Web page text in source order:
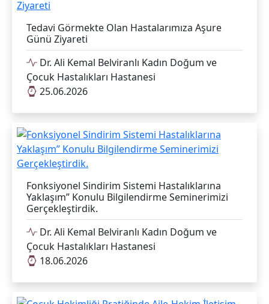
Tedavi Görmekte Olan Hastalarımıza Aşure
Günü Ziyareti
Dr. Ali Kemal Belviranlı Kadın Doğum ve
Çocuk Hastalıkları Hastanesi
25.06.2026
Fonksiyonel Sindirim Sistemi Hastalıklarına
Yaklaşım” Konulu Bilgilendirme Seminerimizi
Gerçekleştirdik.
Dr. Ali Kemal Belviranlı Kadın Doğum ve
Çocuk Hastalıkları Hastanesi
18.06.2026